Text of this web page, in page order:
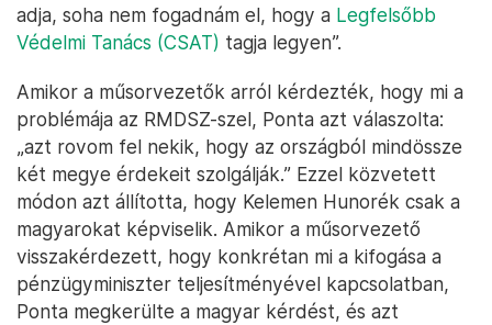
adja, soha nem fogadnám el, hogy a Legfelsőbb
Védelmi Tanács (CSAT) tagja legyen”.
Amikor a műsorvezetők arról kérdezték, hogy mi a
problémája az RMDSZ-szel, Ponta azt válaszolta:
„azt rovom fel nekik, hogy az országból mindössze
két megye érdekeit szolgálják.” Ezzel közvetett
módon azt állította, hogy Kelemen Hunorék csak a
magyarokat képviselik. Amikor a műsorvezető
visszakérdezett, hogy konkrétan mi a kifogása a
pénzügyminiszter teljesítményével kapcsolatban,
Ponta megkerülte a magyar kérdést, és azt